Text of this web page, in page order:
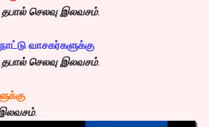
தபால் செலவு இலவசம்.
வாசகர்களுக்கு
தபால் செலவு இலவசம்.
இலவசம்.